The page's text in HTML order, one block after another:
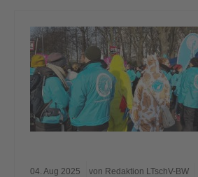
04. Aug 2025 von Redaktion LTschV-BW